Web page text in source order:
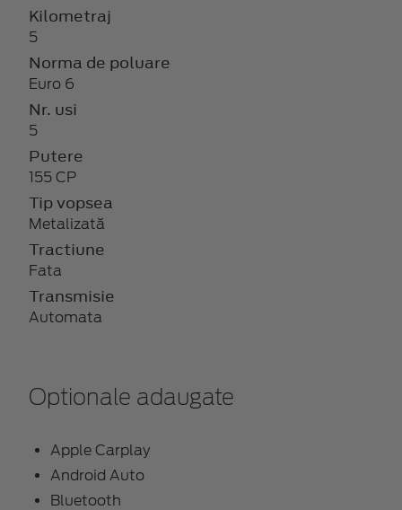
Kilometraj
5
Norma de poluare
Euro 6
Nr. usi
5
Putere
155 CP
Tip vopsea
Metalizată
Tractiune
Fata
Transmisie
Automata
Optionale adaugate
Apple Carplay
Android Auto
Bluetooth